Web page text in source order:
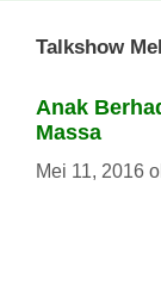
Talkshow
Anak
Massa
Mei 11, 2016